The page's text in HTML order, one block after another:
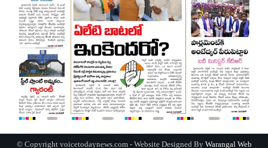
© Copyright voicetodaynews.com - Website Designed By Warangal Web